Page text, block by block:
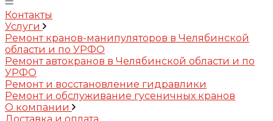
Контакты
Услуги
Ремонт кранов-манипуляторов в Челябинской
области и по УРФО
Ремонт автокранов в Челябинской области и по
УРФО
Ремонт и восстановление гидравлики
Ремонт и обслуживание гусеничных кранов
О компании